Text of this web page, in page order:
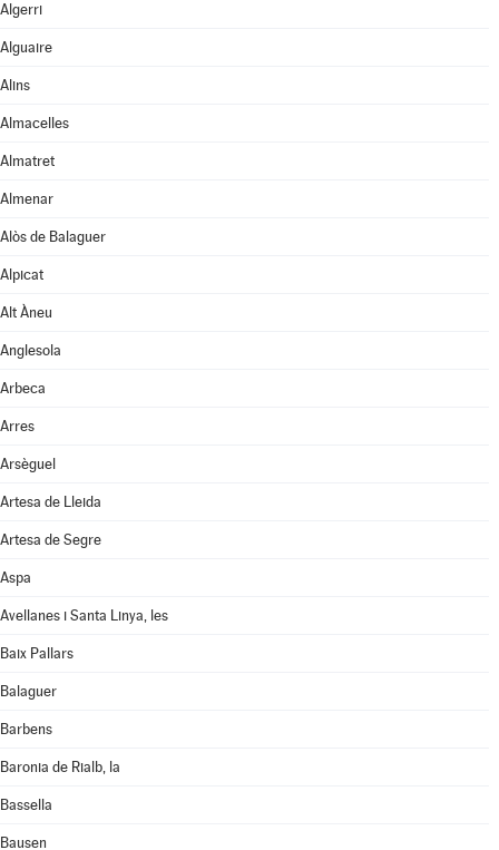
Algerri
Alguaire
Alins
Almacelles
Almatret
Almenar
Alòs de Balaguer
Alpicat
Alt Àneu
Anglesola
Arbeca
Arres
Arsèguel
Artesa de Lleida
Artesa de Segre
Aspa
Avellanes i Santa Linya, les
Baix Pallars
Balaguer
Barbens
Baronia de Rialb, la
Bassella
Bausen